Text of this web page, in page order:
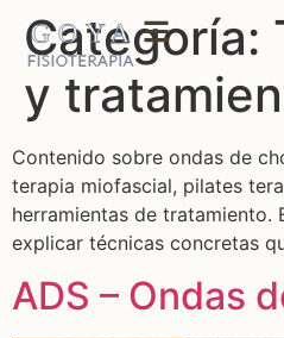
Categoría:
y
Contenido sobre ondas de
terapia miofascial, pilates
herramientas de tratamiento.
explicar técnicas concretas
ADS – Ondas